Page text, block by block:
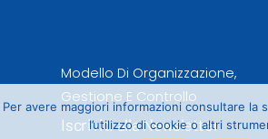
Modello Di Organizzazione,
Gestione E Controllo
Iscriviti alla Newsletter
avere maggiori informazioni consultare la
l’utilizzo di cookie o altri